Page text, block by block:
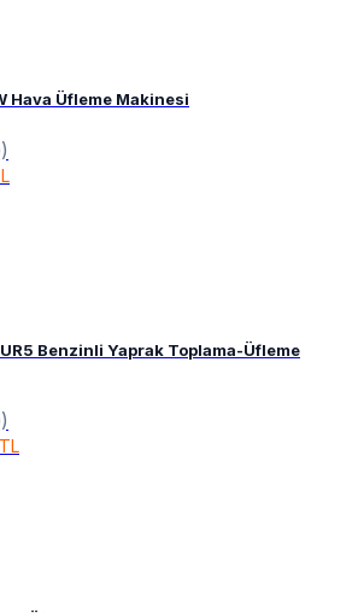
Hava Üfleme Makinesi
Benzinli Yaprak Toplama-Üfleme